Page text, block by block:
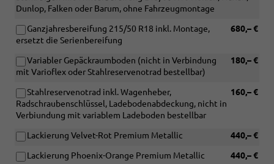
Dunlop, Falken oder Barum, ohne Fahrzeugmontage
680,– €
Ganzjahresbereifung 215/50 R18 inkl. Montage,
ersetzt die Serienbereifung
180,– €
Variabler Gepäckraumboden (nicht in Verbindung
mit Varioflex oder Stahlreservenotrad bestellbar)
160,– €
Stahlreservenotrad inkl. Wagenheber,
Radschraubenschlüssel, Ladebodenabdeckung, nicht in
Verbiundung mit variablem Ladeboden bestellbar
440,– €
Lackierung Velvet-Rot Premium Metallic
440,– €
Lackierung Phoenix-Orange Premium Metallic